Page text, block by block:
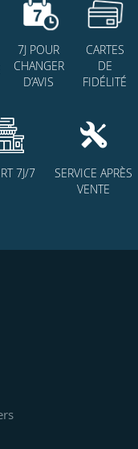
7J POUR
CHANGER
D’AVIS
CARTES
DE
FIDÉLITÉ
7J/7
SERVICE APRÈS
VENTE